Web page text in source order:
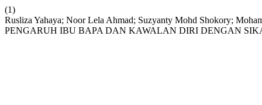
(1)
Rusliza Yahaya; Noor Lela Ahmad; Suzyanty Mohd Shokory;
PENGARUH IBU BAPA DAN KAWALAN DIRI DENGAN